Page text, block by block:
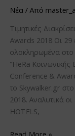
Νέα / Από
Τιμητικές
Awards 2018 Οι 29
ολοκληρωμένα στο
“HeRa
Conference &
το Skywalker.gr
2018. Αναλυτικά οι
HOTELS,